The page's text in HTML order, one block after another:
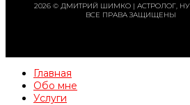
2026 © ДМИТРИЙ ШИМКО | АСТРОЛОГ,
ВСЕ ПРАВА ЗАЩИЩЕНЫ
Главная
Обо мне
Услуги